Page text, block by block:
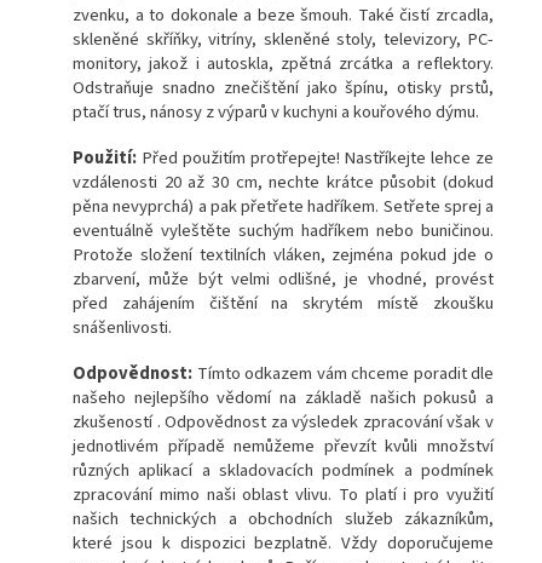
zvenku, a to dokonale a beze šmouh. Také čistí zrcadla,
skleněné skříňky, vitríny, skleněné stoly, televizory, PC-
monitory, jakož i autoskla, zpětná zrcátka a reflektory.
Odstraňuje snadno znečištění jako špínu, otisky prstů,
ptačí trus, nánosy z výparů v kuchyni a kouřového dýmu.
Použití: Před použitím protřepejte! Nastříkejte lehce ze
vzdálenosti 20 až 30 cm, nechte krátce působit (dokud
pěna nevyprchá) a pak přetřete hadříkem. Setřete sprej a
eventuálně vyleštěte suchým hadříkem nebo buničinou.
Protože složení textilních vláken, zejména pokud jde o
zbarvení, může být velmi odlišné, je vhodné, provést
před zahájením čištění na skrytém místě zkoušku
snášenlivosti.
Odpovědnost: Tímto odkazem vám chceme poradit dle
našeho nejlepšího vědomí na základě našich pokusů a
zkušeností . Odpovědnost za výsledek zpracování však v
jednotlivém případě nemůžeme převzít kvůli množství
různých aplikací a skladovacích podmínek a podmínek
zpracování mimo naši oblast vlivu. To platí i pro využití
našich technických a obchodních služeb zákazníkům,
které jsou k dispozici bezplatně. Vždy doporučujeme